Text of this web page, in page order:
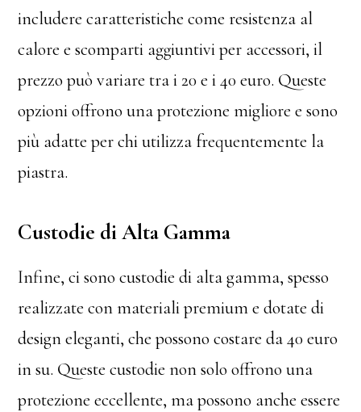
includere caratteristiche come resistenza al
calore e scomparti aggiuntivi per accessori, il
prezzo può variare tra i 20 e i 40 euro. Queste
opzioni offrono una protezione migliore e sono
più adatte per chi utilizza frequentemente la
piastra.
Custodie di Alta Gamma
Infine, ci sono custodie di alta gamma, spesso
realizzate con materiali premium e dotate di
design eleganti, che possono costare da 40 euro
in su. Queste custodie non solo offrono una
protezione eccellente, ma possono anche essere